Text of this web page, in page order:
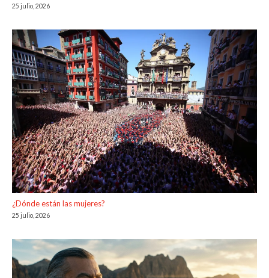
25 julio, 2026
¿Dónde están las mujeres?
25 julio, 2026